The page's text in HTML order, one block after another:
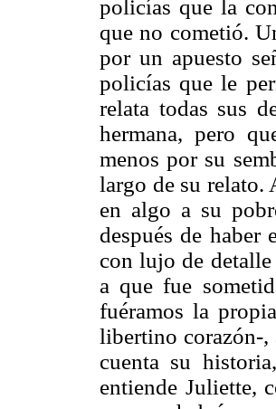
policías que la
que no cometió.
por un apuesto
policías que le
relata todas sus
hermana, pero
menos por su
largo de su relato.
en algo a su
después de haber
con lujo de detalle
a que fue
fuéramos la
libertino corazón-,
cuenta su
entiende Juliette,